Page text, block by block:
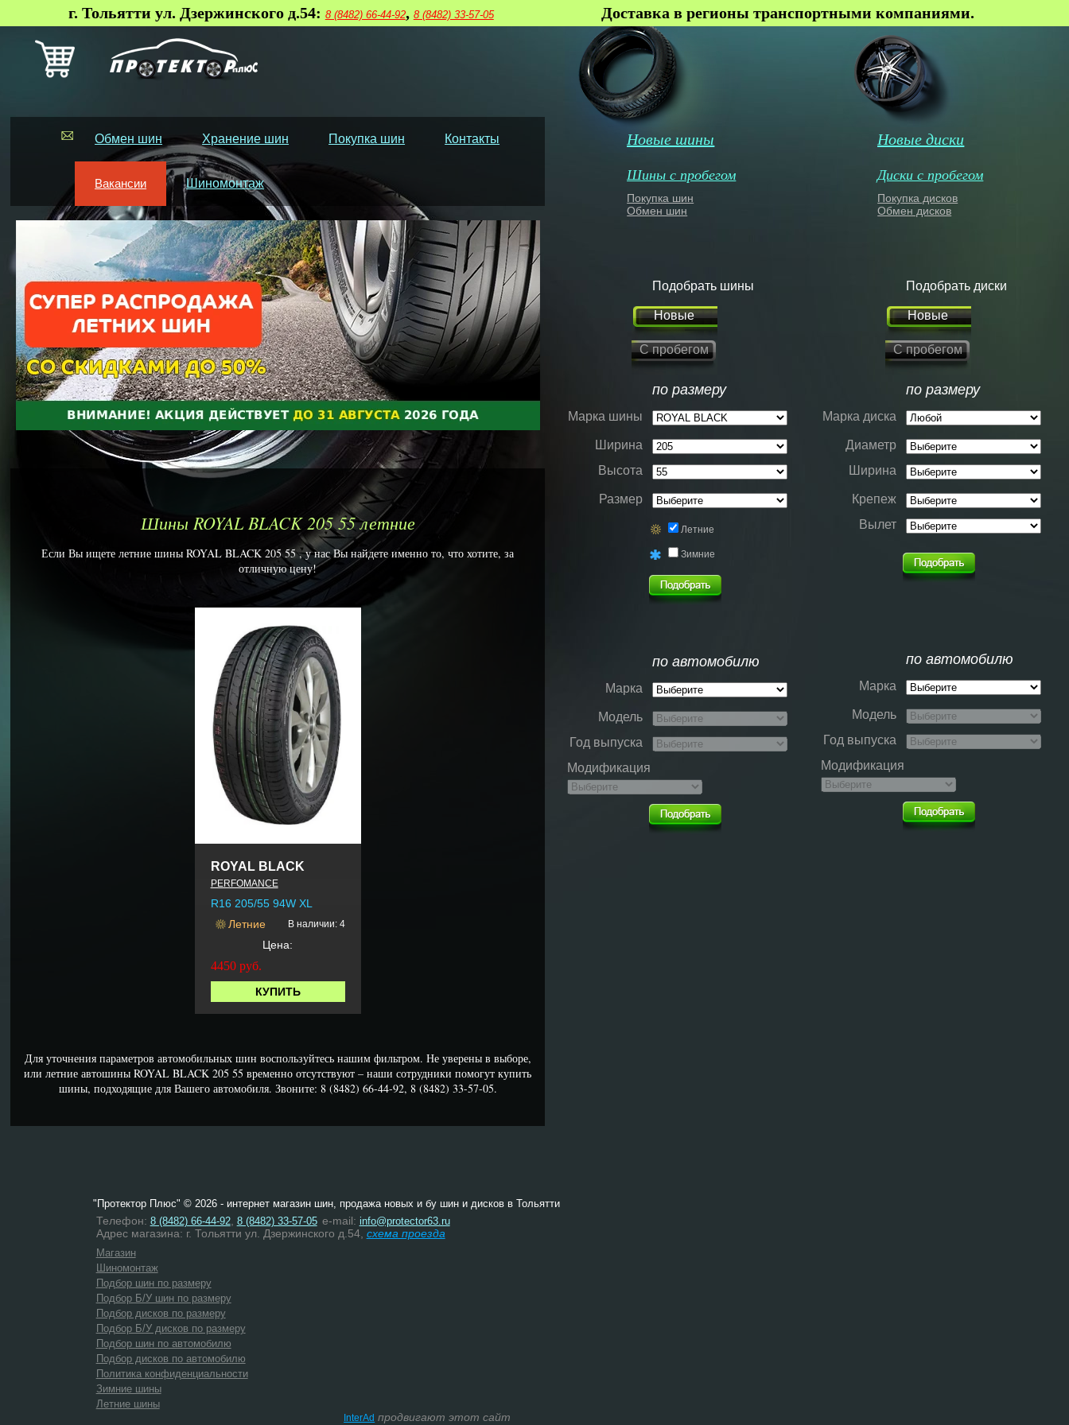
г. Тольятти ул. Дзержинского д.54: 8 (8482) 66-44-92, 8 (8482) 33-57-05 Доставка в регионы транспортными компаниями.
Обмен шин Хранение шин Покупка шин Контакты
Вакансии Шиномонтаж
Шины ROYAL BLACK 205 55 летние
Если Вы ищете летние шины ROYAL BLACK 205 55 , у нас Вы найдете именно то, что хотите, за
отличную цену!
ROYAL BLACK
PERFOMANCE
R16 205/55 94W XL
Летние
В наличии: 4
Цена:
4450 руб.
КУПИТЬ
Для уточнения параметров автомобильных шин воспользуйтесь нашим фильтром. Не уверены в выборе,
или летние автошины ROYAL BLACK 205 55 временно отсутствуют – наши сотрудники помогут купить
шины, подходящие для Вашего автомобиля. Звоните: 8 (8482) 66-44-92, 8 (8482) 33-57-05.
Новые шины
Шины с пробегом
Покупка шин
Обмен шин
Новые диски
Диски с пробегом
Покупка дисков
Обмен дисков
Подобрать шины
Новые
С пробегом
по размеру
Марка шины
Ширина
Высота
Размер
Летние
Зимние
по автомобилю
Марка
Модель
Год выпуска
Модификация
Подобрать диски
Новые
С пробегом
по размеру
Марка диска
Диаметр
Ширина
Крепеж
Вылет
по автомобилю
Марка
Модель
Год выпуска
Модификация
"Протектор Плюс" © 2026 - интернет магазин шин, продажа новых и бу шин и дисков в Тольятти
Телефон: 8 (8482) 66-44-92, 8 (8482) 33-57-05 e-mail: info@protector63.ru
Адрес магазина: г. Тольятти ул. Дзержинского д.54, схема проезда
Магазин
Шиномонтаж
Подбор шин по размеру
Подбор Б/У шин по размеру
Подбор дисков по размеру
Подбор Б/У дисков по размеру
Подбор шин по автомобилю
Подбор дисков по автомобилю
Политика конфиденциальности
Зимние шины
Летние шины
InterAd продвигают этот сайт